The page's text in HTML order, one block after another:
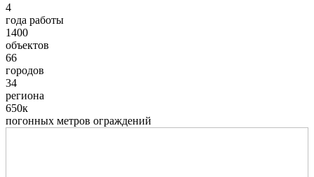
4
года работы
1400
объектов
66
городов
34
региона
650к
погонных метров ограждений